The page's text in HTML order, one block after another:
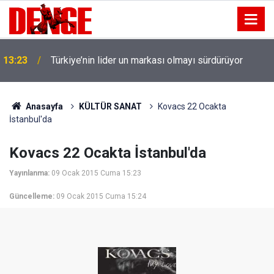
13:23 Türkiye’nin lider un markası olmayı sürdürüyor
Anasayfa KÜLTÜR SANAT
Kovacs 22 Ocakta
İstanbul'da
Kovacs 22 Ocakta İstanbul'da
Yayınlanma: 09 Ocak 2015 Cuma 15:23
Güncelleme: 09 Ocak 2015 Cuma 15:24